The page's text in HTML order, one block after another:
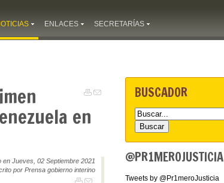
ENLACES SECRETARÍAS
en
en Jueves, 02 Septiembre 2021
por Prensa gobierno interino
BUSCADOR
@PR1MEROJUSTICIA
Tweets by @Pr1meroJusticia